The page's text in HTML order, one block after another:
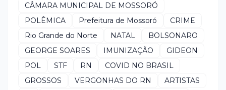
CÂMARA MUNICIPAL DE MOSSORÓ
POLÊMICA
Prefeitura de Mossoró
CRIME
Rio Grande do Norte
NATAL
BOLSONARO
GEORGE SOARES
IMUNIZAÇÃO
GIDEON
POL
STF RN
COVID NO BRASIL
GROSSOS
VERGONHAS DO RN
ARTISTAS